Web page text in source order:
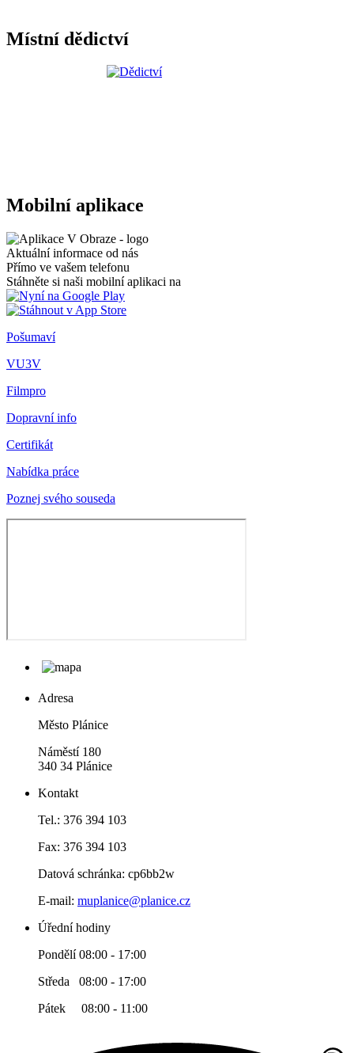
Místní dědictví
Mobilní aplikace
Aktuální informace od nás
Přímo ve vašem telefonu
Stáhněte si naši mobilní aplikaci na
Pošumaví
VU3V
Filmpro
Dopravní info
Certifikát
Nabídka práce
Poznej svého souseda
Adresa
Město Plánice
Náměstí 180
340 34 Plánice
Kontakt
Tel.: 376 394 103
Fax: 376 394 103
Datová schránka: cp6bb2w
E-mail: muplanice@planice.cz
Úřední hodiny
Pondělí 08:00 - 17:00
Středa 08:00 - 17:00
Pátek 08:00 - 11:00